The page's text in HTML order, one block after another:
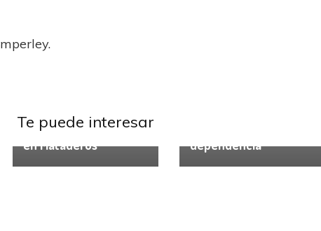
Te puede interesar
Duelo de necesitados
en Mataderos
dependencia